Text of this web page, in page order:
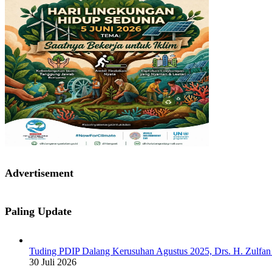
Advertisement
Paling Update
Tuding PDIP Dalang Kerusuhan Agustus 2025, Drs. H.
30 Juli 2026